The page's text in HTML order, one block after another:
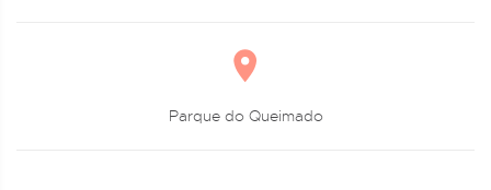
Parque do Queimado